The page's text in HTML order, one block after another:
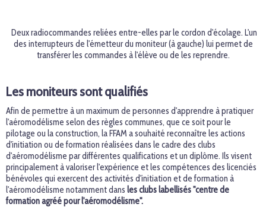
Deux radiocommandes reliées entre-elles par le cordon d'écolage. L'un
des interrupteurs de l'émetteur du moniteur (à gauche) lui permet de
transférer les commandes à l'élève ou de les reprendre.
Les moniteurs sont qualifiés
Afin de permettre à un maximum de personnes d'apprendre à pratiquer
l'aéromodélisme selon des règles communes, que ce soit pour le
pilotage ou la construction, la FFAM a souhaité reconnaître les actions
d'initiation ou de formation réalisées dans le cadre des clubs
d'aéromodélisme par différentes qualifications et un diplôme. Ils visent
principalement à valoriser l'expérience et les compétences des licenciés
bénévoles qui exercent des activités d'initiation et de formation à
l'aéromodélisme notamment dans les clubs labellisés "centre de
formation agréé pour l'aéromodélisme".